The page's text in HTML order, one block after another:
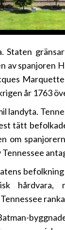
spanjoren
år 1763
tätt
om
hårdvara,